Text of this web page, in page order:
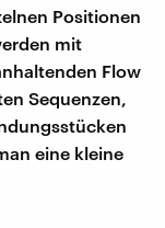
Positionen
mit
Flow
Sequenzen,
eine kleine